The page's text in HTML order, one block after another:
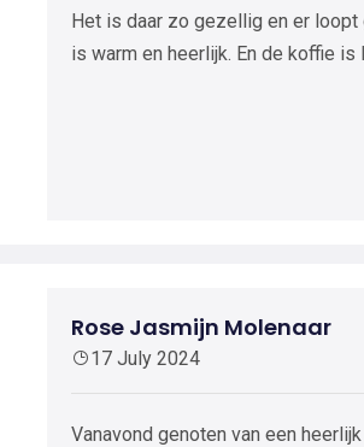
Het is daar zo gezellig en er
is warm en heerlijk. En de koffie is
Rose Jasmijn Molenaar
17 July 2024
Vanavond genoten van een